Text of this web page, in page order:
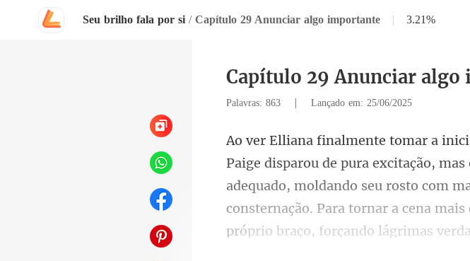
Seu brilho fala por si / Capítulo 29 Anunciar algo importante | 3.21%
Capítulo 29 Anunciar algo
Palavras: 863 | Lançado em: 25/06/2025
as
adequado, moldando seu rosto com
const